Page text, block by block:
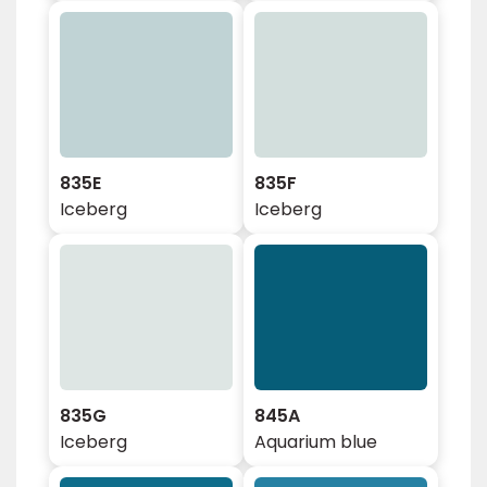
835E
Iceberg
835F
Iceberg
835G
Iceberg
845A
Aquarium blue